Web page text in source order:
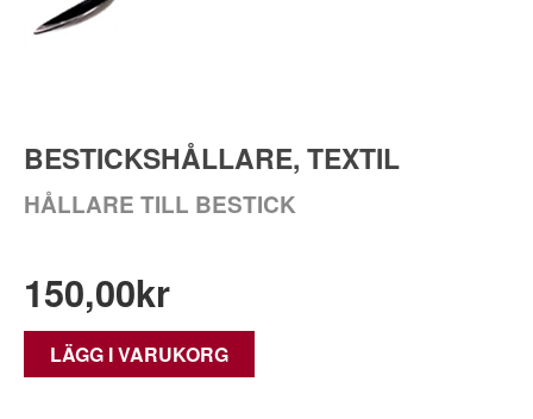
BESTICKSHÅLLARE, TEXTIL
HÅLLARE TILL BESTICK
150,00kr
LÄGG I VARUKORG